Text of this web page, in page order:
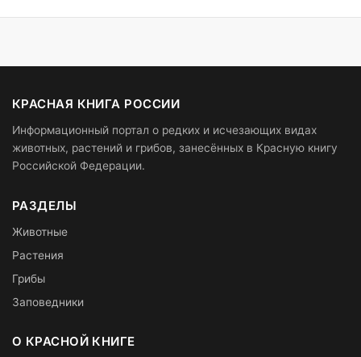
КРАСНАЯ КНИГА РОССИИ
Информационный портал о редких и исчезающих видах
животных, растений и грибов, занесённых в Красную книгу
Российской Федерации.
РАЗДЕЛЫ
Животные
Растения
Грибы
Заповедники
О КРАСНОЙ КНИГЕ